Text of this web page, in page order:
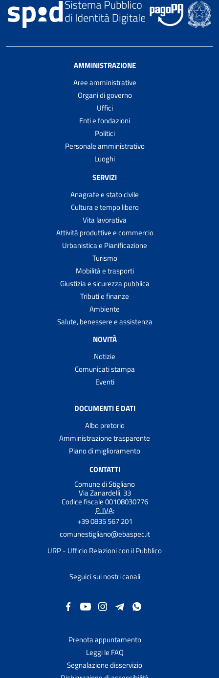
AMMINISTRAZIONE
Aree amministrative
Organi di governo
Uffici
Enti e fondazioni
Politici
Personale amministrativo
Luoghi
SERVIZI
Anagrafe e stato civile
Cultura e tempo libero
Vita lavorativa
Attività produttive e commercio
Urbanistica e Pianificazione
Turismo
Mobilità e trasporti
Giustizia e sicurezza pubblica
Tributi e finanze
Ambiente
Salute, benessere e assistenza
NOVITÀ
Notizie
Comunicati stampa
Eventi
DOCUMENTI E DATI
Albo pretorio
Amministrazione trasparente
Piano di miglioramento
CONTATTI
Comune di Stigliano
Via Zanardelli, 33
Codice fiscale 00108030776
P. IVA:
+39 0835 567 201
comunestigliano@ebaspec.it
URP - Ufficio Relazioni con il Pubblico
Seguici sui nostri canali
Prenota appuntamento
Leggi le FAQ
Segnalazione disservizio